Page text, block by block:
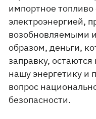
импортное топливо
электроэнергией,
возобновляемыми
образом, деньги,
заправку,
нашу энергетику и
вопрос
безопасности.